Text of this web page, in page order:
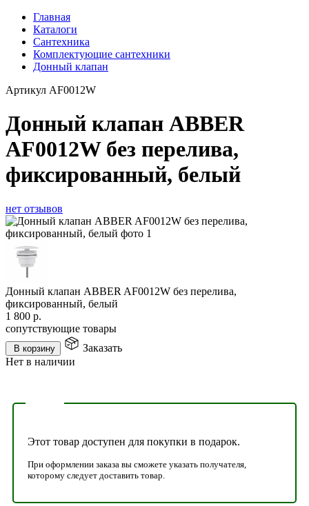
Главная
Каталоги
Сантехника
Комплектующие сантехники
Донный клапан
Артикул AF0012W
Донный клапан ABBER
AF0012W без перелива,
фиксированный, белый
нет отзывов
Донный клапан ABBER AF0012W без перелива,
фиксированный, белый
1 800 р.
сопутствующие товары
В корзину
Заказать
Нет в наличии
Этот товар доступен для покупки в подарок.
При оформлении заказа вы сможете указать получателя,
которому следует доставить товар.